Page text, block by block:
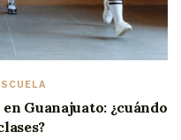
Guanajuato: ¿cuándo